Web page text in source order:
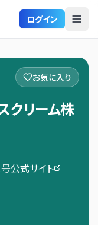
ログイン
お気に入り
クリーム株
公式サイト